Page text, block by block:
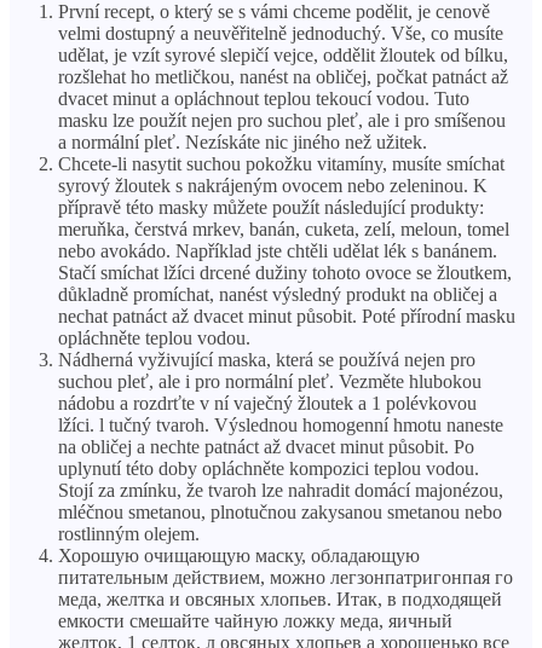
První recept, o který se s vámi chceme podělit, je cenově
velmi dostupný a neuvěřitelně jednoduchý. Vše, co musíte
udělat, je vzít syrové slepičí vejce, oddělit žloutek od bílku,
rozšlehat ho metličkou, nanést na obličej, počkat patnáct až
dvacet minut a opláchnout teplou tekoucí vodou. Tuto
masku lze použít nejen pro suchou pleť, ale i pro smíšenou
a normální pleť. Nezískáte nic jiného než užitek.
Chcete-li nasytit suchou pokožku vitamíny, musíte smíchat
syrový žloutek s nakrájeným ovocem nebo zeleninou. K
přípravě této masky můžete použít následující produkty:
meruňka, čerstvá mrkev, banán, cuketa, zelí, meloun, tomel
nebo avokádo. Například jste chtěli udělat lék s banánem.
Stačí smíchat lžíci drcené dužiny tohoto ovoce se žloutkem,
důkladně promíchat, nanést výsledný produkt na obličej a
nechat patnáct až dvacet minut působit. Poté přírodní masku
opláchněte teplou vodou.
Nádherná vyživující maska, která se používá nejen pro
suchou pleť, ale i pro normální pleť. Vezměte hlubokou
nádobu a rozdrťte v ní vaječný žloutek a 1 polévkovou
lžíci. l tučný tvaroh. Výslednou homogenní hmotu naneste
na obličej a nechte patnáct až dvacet minut působit. Po
uplynutí této doby opláchněte kompozici teplou vodou.
Stojí za zmínku, že tvaroh lze nahradit domácí majonézou,
mléčnou smetanou, plnotučnou zakysanou smetanou nebo
rostlinným olejem.
Хорошую очищающую маску, обладающую
питательным действием, можно легзонпатригонпая го
меда, желтка и овсяных хлопьев. Итак, в подходящей
емкости смешайте чайную ложку меда, яичный
желток, 1 селток. л овсяных хлопьев a хорошенько все